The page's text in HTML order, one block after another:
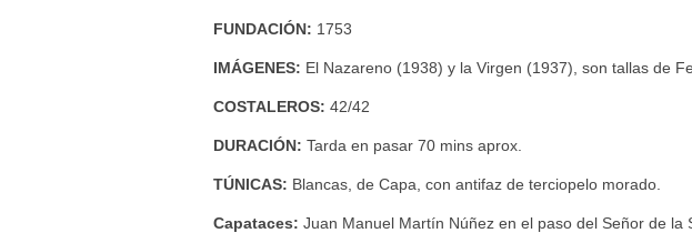
FUNDACIÓN: 1753
IMÁGENES: El Nazareno (1938) y la Virgen (1937), son tallas de
COSTALEROS: 42/42
DURACIÓN: Tarda en pasar 70 mins aprox.
TÚNICAS: Blancas, de Capa, con antifaz de terciopelo morado.
Capataces: Juan Manuel Martín Núñez en el paso del Señor de la